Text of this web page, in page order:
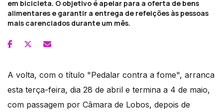
em bicicleta. O objetivo é apelar para a oferta de bens
alimentares e garantir a entrega de refeições às pessoas
mais carenciados durante um mês.
A volta, com o título "Pedalar contra a fome", arranca
esta terça-feira, dia 28 de abril e termina a 4 de maio,
com passagem por Câmara de Lobos, depois de